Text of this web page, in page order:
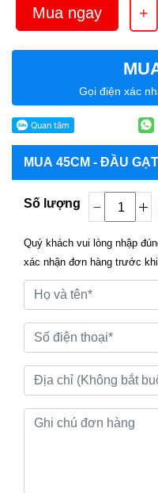
Gọi điện xác
MUA 45CM - ĐẦU
Số lượng
Quý khách vui lòng nhập
xác nhận đơn hàng trước